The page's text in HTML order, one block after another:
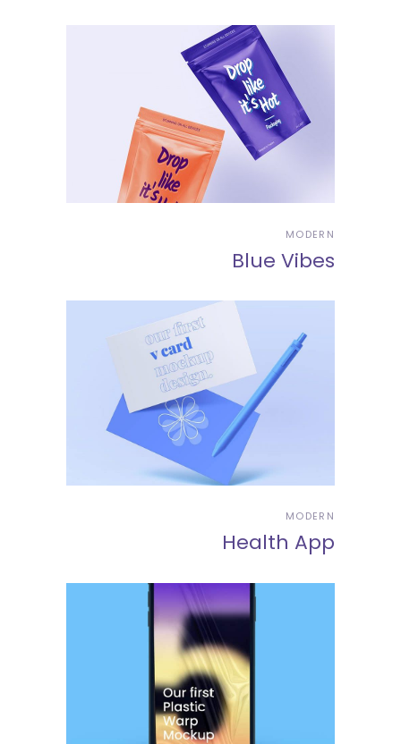
MODERN
Blue Vibes
MODERN
Health App